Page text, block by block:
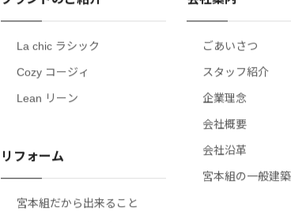
La chic ラシック
Cozy コージィ
Lean リーン
リフォーム
宮本組だから出来ること
ごあいさつ
スタッフ紹介
企業理念
会社概要
会社沿革
宮本組の一般建築